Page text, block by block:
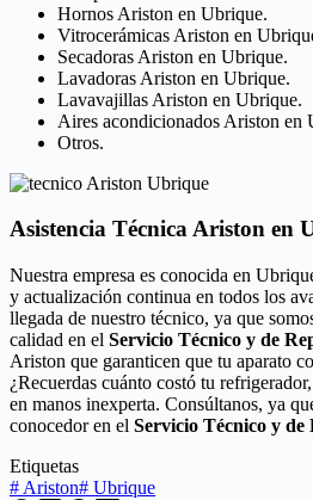
Hornos Ariston en Ubrique.
Vitrocerámicas Ariston en
Secadoras Ariston en Ubrique.
Lavadoras Ariston en Ubrique.
Lavavajillas Ariston en Ubrique.
Aires acondicionados Ariston en
Otros.
Asistencia Técnica Ariston
Nuestra empresa es conocida en
y actualización continua en todos los
llegada de nuestro técnico, ya que
calidad en el Servicio Técnico y de
Ariston que garanticen que tu aparato
¿Recuerdas cuánto costó tu
en manos inexperta. Consúltanos, ya
conocedor en el Servicio Técnico y
Etiquetas
# Ariston# Ubrique